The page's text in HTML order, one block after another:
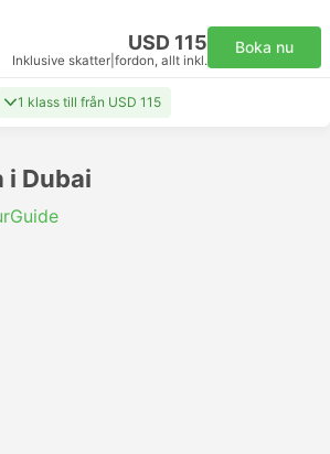
USD 115
Inklusive skatter fordon, allt inkl.
Boka nu
1 klass till från USD 115
i Dubai